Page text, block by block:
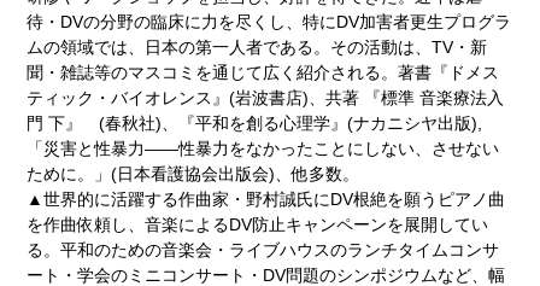
待・DVの分野の臨床に力を尽くし、特にDV加害者更生プログラ
ムの領域では、日本の第一人者である。その活動は、TV・新
聞・雑誌等のマスコミを通じて広く紹介される。著書『ドメス
ティック・バイオレンス』(岩波書店)、共著 『標準 音楽療法入
門 下』 (春秋社)、『平和を創る心理学』(ナカニシヤ出版),
「災害と性暴力――性暴力をなかったことにしない、させない
ために。」(日本看護協会出版会)、他多数。
▲世界的に活躍する作曲家・野村誠氏にDV根絶を願うピアノ曲
を作曲依頼し、音楽によるDV防止キャンペーンを展開してい
る。平和のための音楽会・ライブハウスのランチタイムコンサ
ート・学会のミニコンサート・DV問題のシンポジウムなど、幅